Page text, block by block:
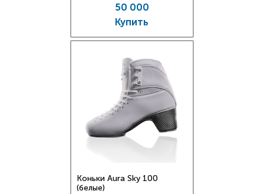
50 000
Купить
Коньки Aura Sky 100
(белые)